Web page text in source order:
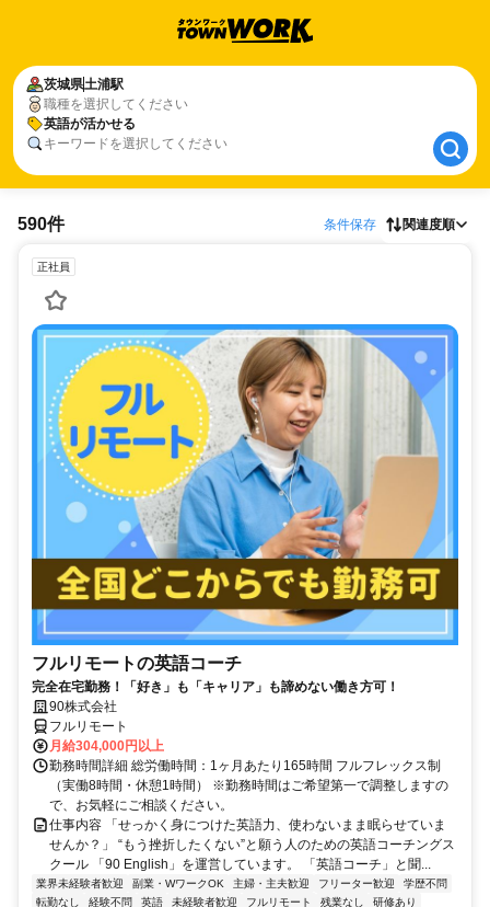
茨城県土浦駅
職種を選択してください
英語が活かせる
キーワードを選択してください
茨城県土浦駅
英語が活かせる
590件 条件保存 関連度順
正社員
フルリモートの英語コーチ
完全在宅勤務！「好き」も「キャリア」も諦めない働き方可！
90株式会社
フルリモート
月給304,000円以上
勤務時間詳細 総労働時間：1ヶ月あたり165時間 フルフレックス制
（実働8時間・休憩1時間） ※勤務時間はご希望第一で調整しますの
で、お気軽にご相談ください。
仕事内容 「せっかく身につけた英語力、使わないまま眠らせていま
せんか？」 “もう挫折したくない”と願う人のための英語コーチングス
クール 「90 English」を運営しています。 「英語コーチ」と聞...
業界未経験者歓迎 副業・WワークOK 主婦・主夫歓迎 フリーター歓迎
学歴不問
転勤なし
経験不問 英語 未経験者歓迎 フルリモート 残業なし
研修あり